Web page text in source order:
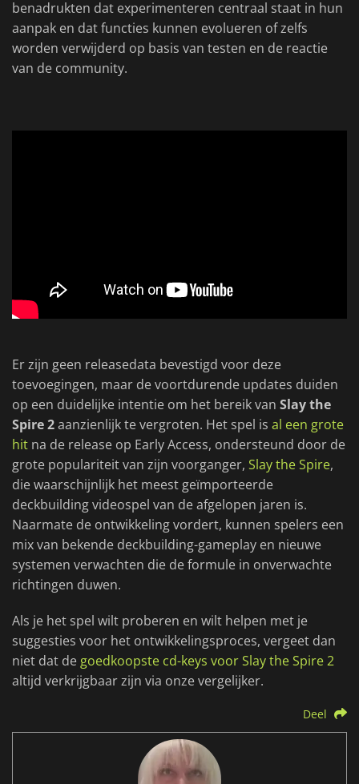
benadrukten dat experimenteren centraal staat in hun
aanpak en dat functies kunnen evolueren of zelfs
worden verwijderd op basis van testen en de reactie
van de community.
Er zijn geen releasedata bevestigd voor deze
toevoegingen, maar de voortdurende updates duiden
op een duidelijke intentie om het bereik van Slay the
Spire 2aanzienlijk te vergroten. Het spel is al een grote
hit na de release op Early Access, ondersteund door de
grote populariteit van zijn voorganger, Slay the Spire,
die waarschijnlijk het meest geïmporteerde
deckbuilding videospel van de afgelopen jaren is.
Naarmate de ontwikkeling vordert, kunnen spelers een
mix van bekende deckbuilding-gameplay en nieuwe
systemen verwachten die de formule in onverwachte
richtingen duwen.
Als je het spel wilt proberen en wilt helpen met je
suggesties voor het ontwikkelingsproces, vergeet dan
niet dat de goedkoopste cd-keys voor Slay the Spire 2
altijd verkrijgbaar zijn via onze vergelijker.
Deel